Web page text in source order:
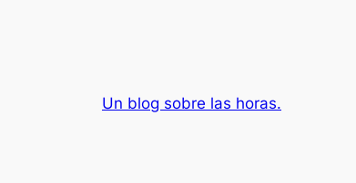
Un blog sobre las horas.